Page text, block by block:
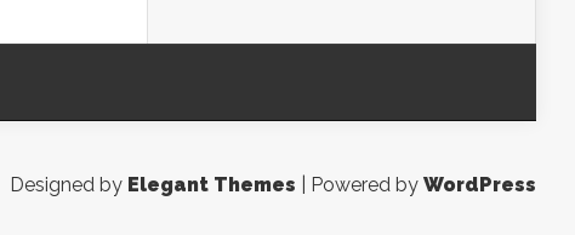
Designed by Elegant Themes | Powered by WordPress